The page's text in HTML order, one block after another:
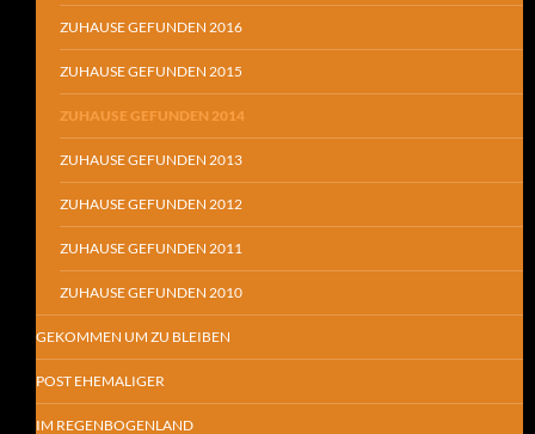
ZUHAUSE GEFUNDEN 2016
ZUHAUSE GEFUNDEN 2015
ZUHAUSE GEFUNDEN 2014
ZUHAUSE GEFUNDEN 2013
ZUHAUSE GEFUNDEN 2012
ZUHAUSE GEFUNDEN 2011
ZUHAUSE GEFUNDEN 2010
GEKOMMEN UM ZU BLEIBEN
POST EHEMALIGER
IM REGENBOGENLAND